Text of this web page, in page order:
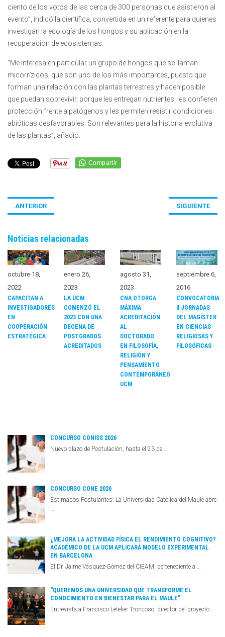
ciento de los votos de las cerca de 300 personas que asistieron al
evento”, indicó la científica, convertida en un referente para quienes
investigan la ecología de los hongos y su aplicación en la
recuperación de ecosistemas.
“Me interesa en particular un grupo de hongos que se llaman
micorrízicos, que son uno de los más importantes, puesto que
forman una relación con las plantas terrestres y hacen posible
que puedan sobrevivir, porque les entregan nutrientes, les confieren
protección frente a patógenos y les permiten resistir condiciones
abióticas desfavorables. Son relevantes para la historia evolutiva
de las plantas”, añadió.
ANTERIOR SIGUIENTE
Noticias relacionadas
octubre 18,
2022
CAPACITAN A
INVESTIGADORES
EN
COOPERACIÓN
ESTRATÉGICA
enero 26,
2023
LA UCM
COMENZÓ EL
2023 CON UNA
DECENA DE
POSTGRADOS
ACREDITADOS
agosto 31,
2023
CNA OTORGA
MÁXIMA
ACREDITACIÓN
AL
DOCTORADO
EN FILOSOFÍA,
RELIGIÓN Y
PENSAMIENTO
CONTEMPORÁNEO
UCM
septiembre 6,
2016
CONVOCATORIA
II JORNADAS
DEL MAGÍSTER
EN CIENCIAS
RELIGIOSAS Y
FILOSÓFICAS
CONCURSO CONISS 2026
Nuevo plazo de Postulación, hasta el 23 de …
CONCURSO CONE 2026
Estimados Postulantes: La Universidad Católica del Maule abre
…
¿MEJORA LA ACTIVIDAD FÍSICA EL RENDIMIENTO COGNITIVO?
ACADÉMICO DE LA UCM APLICARÁ MODELO EXPERIMENTAL
EN BARCELONA
El Dr. Jaime Vásquez-Gómez del CIEAM, perteneciente a …
“QUEREMOS UNA UNIVERSIDAD QUE TRANSFORME EL
CONOCIMIENTO EN BIENESTAR PARA EL MAULE”
Entrevista a Francisco Letelier Troncoso, director del proyecto …